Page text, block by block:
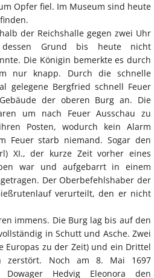
Opfer fiel. Im Museum sind heute
der Reichshalle gegen zwei Uhr
Grund bis heute nicht
Die Königin bemerkte es durch
nur knapp. Durch die schnelle
gelegene Bergfried schnell Feuer
der oberen Burg an. Die
um nach Feuer Ausschau zu
Posten, wodurch kein Alarm
Feuer starb niemand. Sogar den
XI., der kurze Zeit vorher eines
war und aufgebarrt in einem
Der Oberbefehlshaber der
verurteilt, den er nicht
immens. Die Burg lag bis auf den
in Schutt und Asche. Zwei
Europas zu der Zeit) und ein Drittel
zerstört. Noch am 8. Mai 1697
Hedvig Eleonora den